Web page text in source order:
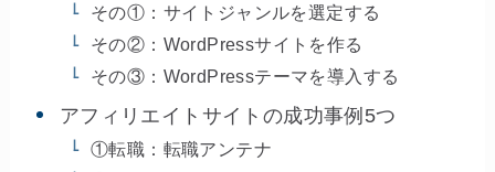
その①：サイトジャンルを選定する
その②：WordPressサイトを作る
その③：WordPressテーマを導入する
アフィリエイトサイトの成功事例5つ
①転職：転職アンテナ